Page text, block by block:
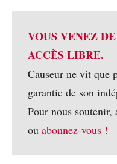
VOUS VENEZ
ACCÈS LIBRE.
Causeur ne vit que
garantie de son
Pour nous soutenir,
ou abonnez-vous !